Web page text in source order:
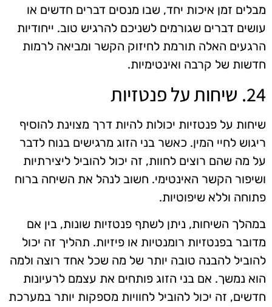
מבלים זמן איכות יחד, שבו מנסים דברים חדשים או
עושים דברים שגורמים לשניכם להרגיש טוב. ייחודיות
הרגעים האלה תורמת לחיזוק הקשר ומביאה לרמות
חדשות של קרבה ואינטימיות.
24. שיחות על פנטזיות
שיחות על פנטזיות יכולות להיות דרך מצוינת להוסיף
ריגוש לחיי המין. כאשר בני הזוג מרגישים בנוח לדבר
על מה שהם רוצים לחוות, זה יכול להוביל ליצירתיות
ושיפור הקשר האינטימי. חשוב לנהל את השיחה ברוח
פתוחה וללא שיפוטיות.
במהלך השיחות, ניתן לשתף פנטזיות שונות, בין אם
מדובר בפנטזיות רומנטיות או פיזיות. תהליך זה יכול
להוביל להבנה טובה יותר של מה שכל אחד רוצה ולמה
הוא נמשך. אם בני הזוג פותחים את עצמם לרעיונות
חדשים, זה יכול להוביל לחוויות מספקות יותר במערכת